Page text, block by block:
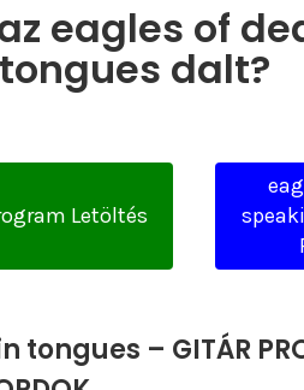
eagles of
dalt?
Letöltés
– GITÁR PRO